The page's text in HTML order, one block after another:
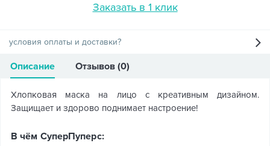
Заказать в 1 клик
условия оплаты и доставки?
Описание Отзывов (0)
Хлопковая маска на лицо с креативным дизайном.
Защищает и здорово поднимает настроение!
В чём СуперПуперс: